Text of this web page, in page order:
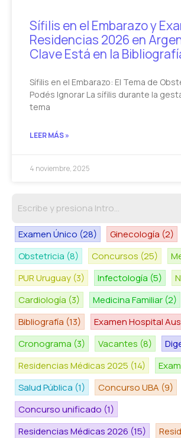
Sífilis en el Embarazo y
Residencias 2026 en
Clave Está en la
Sífilis en el Embarazo: El Tema de
Podés Ignorar La sífilis durante la
tema
LEER MÁS »
4 noviembre, 2025
Examen Único (28) Ginecología (2)
Obstetricia (8) Concursos (25)
PUR Uruguay (3) Infectología (5)
Cardiología (3) Medicina Familiar (2)
Bibliografía (13) Examen Hospital
Cronograma (3) Vacantes (8)
Residencias Médicas 2025 (14)
Salud Pública (1) Concurso UBA (9)
Concurso unificado (1)
Residencias Médicas 2026 (15)